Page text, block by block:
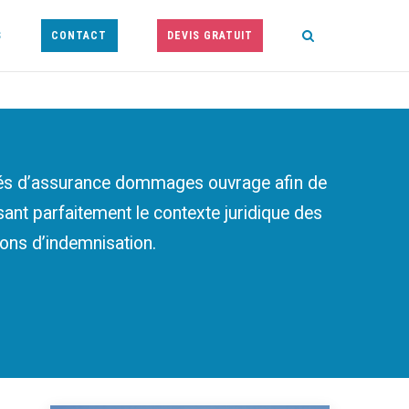
CONTACT DEVIS GRATUIT
d’assurance dommages ouvrage afin de
parfaitement le contexte juridique des
d’indemnisation.